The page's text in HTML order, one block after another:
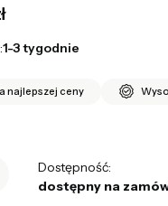
1-3 tygodnie
najlepszej ceny
Dostępność:
dostępny na